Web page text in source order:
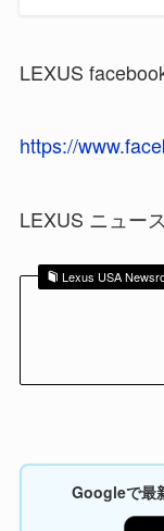
LEXUS
https://
LEXUS ニュー
Lexus USA
Googleで最